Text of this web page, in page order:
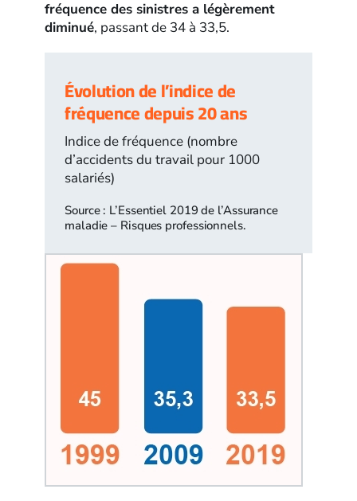
fréquence des sinistres a légèrement
diminué, passant de 34 à 33,5.
Évolution de l’indice de
fréquence depuis 20 ans
Indice de fréquence (nombre
d’accidents du travail pour 1000
salariés)
Source : L’Essentiel 2019 de l’Assurance
maladie – Risques professionnels.